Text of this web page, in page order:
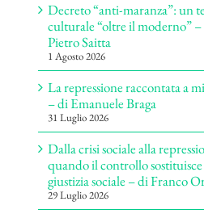
Decreto “anti-maranza”: un
culturale “oltre il moderno”
Pietro Saitta
1 Agosto 2026
La repressione raccontata a
– di Emanuele Braga
31 Luglio 2026
Dalla crisi sociale alla
quando il controllo
giustizia sociale – di Franco
29 Luglio 2026